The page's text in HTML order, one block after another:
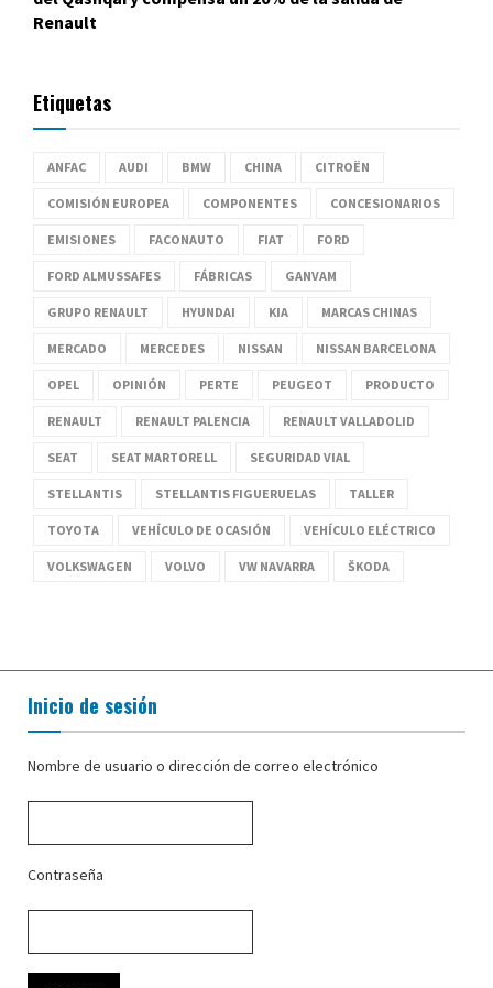
Renault
Etiquetas
ANFAC AUDI BMW CHINA CITROËN
COMISIÓN EUROPEA COMPONENTES CONCESIONARIOS
EMISIONES FACONAUTO FIAT FORD
FORD ALMUSSAFES FÁBRICAS GANVAM
GRUPO RENAULT HYUNDAI KIA MARCAS CHINAS
MERCADO MERCEDES NISSAN NISSAN BARCELONA
OPEL OPINIÓN PERTE PEUGEOT PRODUCTO
RENAULT RENAULT PALENCIA RENAULT VALLADOLID
SEAT SEAT MARTORELL SEGURIDAD VIAL
STELLANTIS STELLANTIS FIGUERUELAS TALLER
TOYOTA VEHÍCULO DE OCASIÓN VEHÍCULO ELÉCTRICO
VOLKSWAGEN VOLVO VW NAVARRA ŠKODA
Inicio de sesión
Nombre de usuario o dirección de correo electrónico
Contraseña